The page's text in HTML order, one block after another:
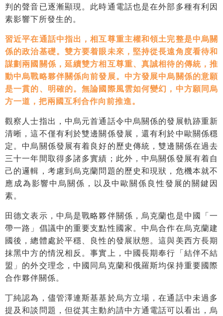
判的聲音已逐漸顯現。此時通電話也是在外部多種有利因
素影響下所發生的。
習近平在通話中指出，相互尊重主權和領土完整是中烏關
係的政治基礎。雙方要着眼未來，堅持從長遠角度看待和
謀劃兩國關係，延續雙方相互尊重、真誠相待的傳統，推
動中烏戰略夥伴關係向前發展。中方發展中烏關係的意願
是一貫的、明確的。無論國際風雲如何變幻，中方願同烏
方一道，把兩國互利合作向前推進。
觀察人士指出，中烏元首通話令中烏關係的發展軌跡重新
清晰，這不僅有利於雙邊關係發展，還有利於中歐關係穩
定。中烏關係發展有着良好的歷史傳統，雙邊關係在過去
三十一年間取得多諸多實績；此外，中烏關係發展有着自
己的邏輯，考慮到烏克蘭問題的歷史和現狀，危機本就不
應成為影響中烏關係，以及中歐關係良性發展的關鍵因
素。
田德文表示，中烏是戰略夥伴關係，烏克蘭也是中國「一
帶一路」倡議中的重要支點性國家。中烏合作在烏克蘭建
國後，總體處於平穩、良性的發展狀態。這與美西方長期
抹黑中方的情況相反。事實上，中國長期奉行「結伴不結
盟」的外交理念，中國同烏克蘭和俄羅斯均保持重要國際
合作夥伴關係。
丁純認為，儘管澤連斯基基於烏方立場，在通話中未過多
提及和談問題，但從其主動約請中方通電話可以看出，烏